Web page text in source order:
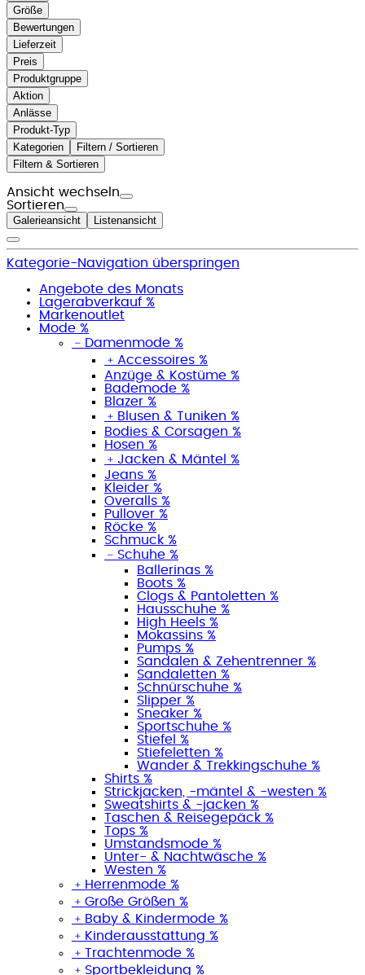
Größe
Bewertungen
Lieferzeit
Preis
Produktgruppe
Aktion
Anlässe
Produkt-Typ
Kategorien
Filtern / Sortieren
Filtern & Sortieren
Ansicht wechseln
Sortieren
Galerieansicht Listenansicht
Kategorie-Navigation überspringen
Angebote des Monats
Lagerabverkauf %
Markenoutlet
Mode %
﹣ Damenmode %
﹢ Accessoires %
Anzüge & Kostüme %
Bademode %
Blazer %
﹢ Blusen & Tuniken %
Bodies & Corsagen %
Hosen %
﹢ Jacken & Mäntel %
Jeans %
Kleider %
Overalls %
Pullover %
Röcke %
Schmuck %
﹣ Schuhe %
Ballerinas %
Boots %
Clogs & Pantoletten %
Hausschuhe %
High Heels %
Mokassins %
Pumps %
Sandalen & Zehentrenner %
Sandaletten %
Schnürschuhe %
Slipper %
Sneaker %
Sportschuhe %
Stiefel %
Stiefeletten %
Wander & Trekkingschuhe %
Shirts %
Strickjacken, -mäntel & -westen %
Sweatshirts & -jacken %
Taschen & Reisegepäck %
Tops %
Umstandsmode %
Unter- & Nachtwäsche %
Westen %
﹢ Herrenmode %
﹢ Große Größen %
﹢ Baby & Kindermode %
﹢ Kinderausstattung %
﹢ Trachtenmode %
﹢ Sportbekleidung %